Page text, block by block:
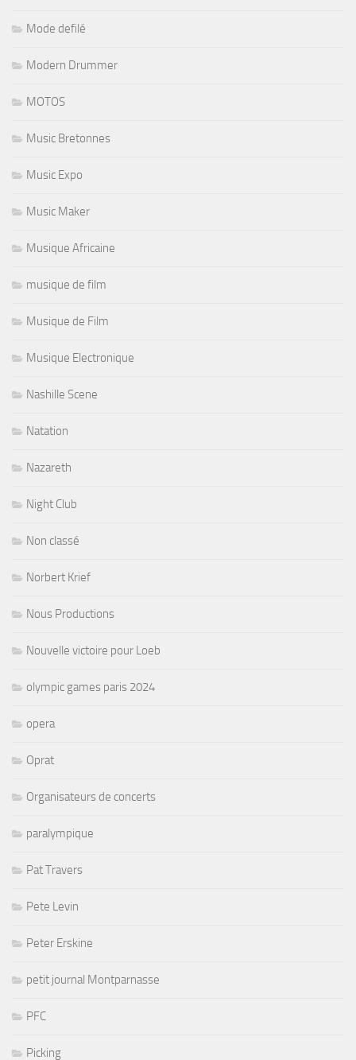
Mode defilé
Modern Drummer
MOTOS
Music Bretonnes
Music Expo
Music Maker
Musique Africaine
musique de film
Musique de Film
Musique Electronique
Nashille Scene
Natation
Nazareth
Night Club
Non classé
Norbert Krief
Nous Productions
Nouvelle victoire pour Loeb
olympic games paris 2024
opera
Oprat
Organisateurs de concerts
paralympique
Pat Travers
Pete Levin
Peter Erskine
petit journal Montparnasse
PFC
Picking